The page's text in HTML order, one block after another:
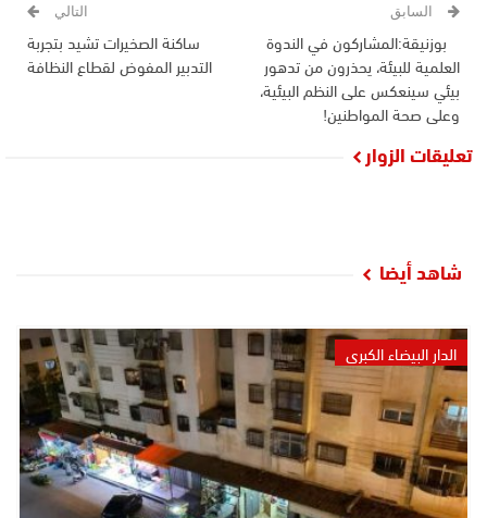
السابق
بوزنيقة:المشاركون في الندوة
العلمية للبيئة، يحذرون من تدهور
بيئي سينعكس على النظم البيئية،
وعلى صحة المواطنين!
التالي
ساكنة الصخيرات تشيد بتجربة
التدبير المفوض لقطاع النظافة
تعليقات الزوار
شاهد أيضا
الدار البيضاء الكبرى